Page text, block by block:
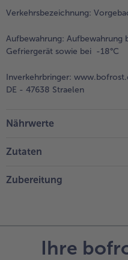
Verkehrsbezeichnung:
Aufbewahrung: Aufbewahrung
Gefriergerät sowie bei -18°C
Inverkehrbringer:
DE - 47638 Straelen
Nährwerte
Zutaten
Zubereitung
Ihre